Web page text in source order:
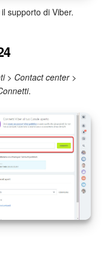
supporto di Viber.
> Contact center>
.